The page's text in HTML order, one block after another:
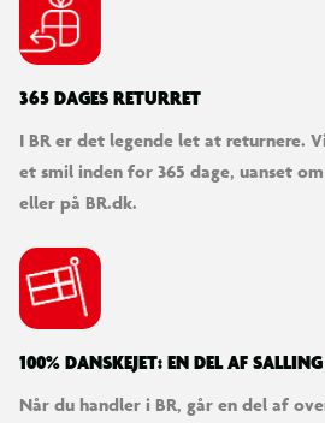
365 DAGES RETURRET
I BR er det legende let at returnere.
et smil inden for 365 dage, uanset
eller på BR.dk.
100% DANSKEJET: EN DEL AF
Når du handler i BR, går en del af